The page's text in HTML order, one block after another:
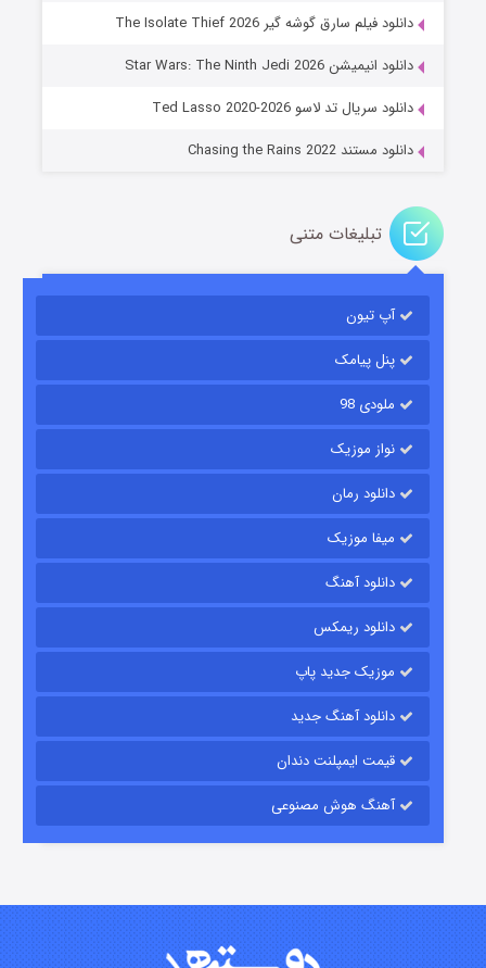
جادوگری در مغولستان
قسمت ۱۴ (زیرنویس) منتشر شد
رویایی برای تو
قسمت
قسمت۲ (دوبله) منتشر شد
دانلود فیلم سارق گوشه گیر The Isolate Thief 2026
دانلود انیمیشن Star Wars: The Ninth Jedi 2026
دانلود سریال تد لاسو Ted Lasso 2020-2026
دانلود مستند Chasing the Rains 2022
تبلیغات متنی
آپ تیون
پنل پیامک
ملودی 98
نواز موزیک
دانلود رمان
میفا موزیک
دانلود آهنگ
دانلود ریمکس
موزیک جدید پاپ
دانلود آهنگ جدید
قیمت ایمپلنت دندان
آهنگ هوش مصنوعی